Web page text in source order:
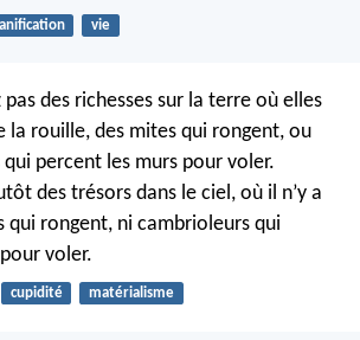
vie
pas des richesses sur la terre où elles
la rouille, des mites qui rongent, ou
percent les murs pour voler.
des trésors dans le ciel, où il n’y a
qui rongent, ni cambrioleurs qui
voler.
cupidité matérialisme